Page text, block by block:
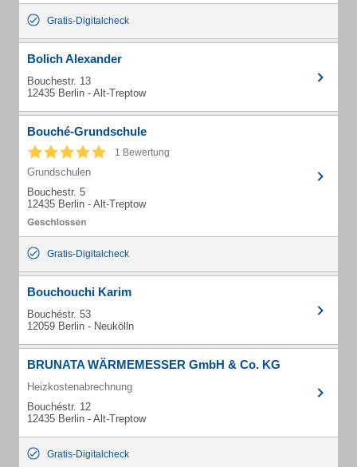
Gratis-Digitalcheck
Bolich Alexander
Bouchestr. 13
12435 Berlin - Alt-Treptow
Bouché-Grundschule
1 Bewertung
Grundschulen
Bouchestr. 5
12435 Berlin - Alt-Treptow
Gratis-Digitalcheck
Bouchouchi Karim
Bouchéstr. 53
12059 Berlin - Neukölln
BRUNATA WÄRMEMESSER GmbH & Co. KG
Heizkostenabrechnung
Bouchéstr. 12
12435 Berlin - Alt-Treptow
Gratis-Digitalcheck